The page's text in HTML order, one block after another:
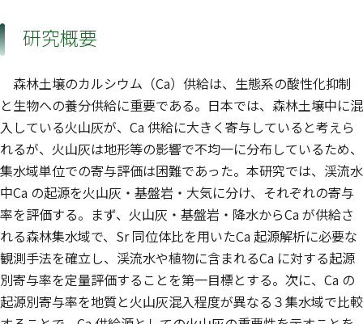
研究概要
森林土壌のカルシウム（Ca）供給は、生態系の酸性化抑制
と生物への養分供給に重要である。日本では、森林土壌中に混
入している火山灰が、Ca 供給に大きく寄与していると考えら
れるが、火山灰は地形等の影響で不均一に分布しているため、
集水域単位での寄与評価は困難であった。本研究では、渓流水
中Ca の起源を火山灰・基盤岩・大気に分け、それぞれの寄与
率を評価する。まず、火山灰・基盤岩・降水からCa が供給さ
れる森林集水域で、Sr 同位体比を用いたCa 起源解析に必要な
観測手法を確立し、渓流水や植物に含まれるCa に対する起源
別寄与率を定量評価することを第一目標とする。次に、Ca の
起源別寄与率を地質と火山灰混入程度が異なる３集水域で比較